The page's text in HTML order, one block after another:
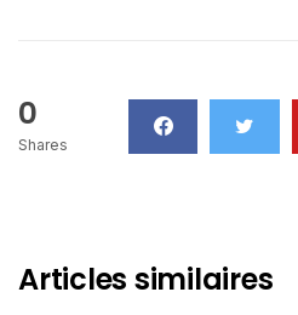
0
Shares
Articles similaires